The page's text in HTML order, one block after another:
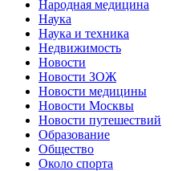
Народная медицина
Наука
Наука и техника
Недвижимость
Новости
Новости ЗОЖ
Новости медицины
Новости Москвы
Новости путешествий
Образование
Общество
Около спорта